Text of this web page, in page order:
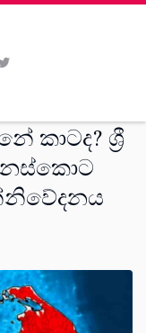
කාටද? ශ්‍රී